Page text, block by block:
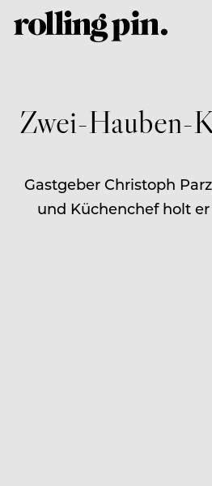
Zwei-Hauben-
Gastgeber Christoph
und Küchenchef holt